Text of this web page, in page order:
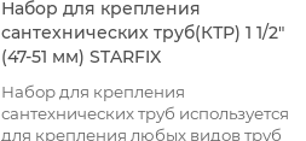
Набор для крепления
сантехнических труб(КТР) 1 1/2"
(47-51 мм) STARFIX
Набор для крепления
сантехнических труб используется
для крепления любых видов труб